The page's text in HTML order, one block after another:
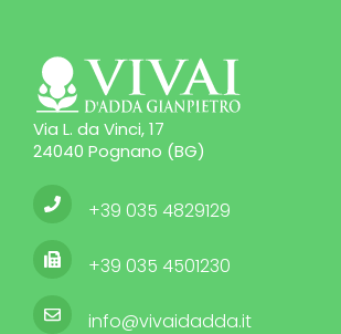
Via L. da Vinci, 17
24040 Pognano (BG)
+39 035 4829129
+39 035 4501230
info@vivaidadda.it